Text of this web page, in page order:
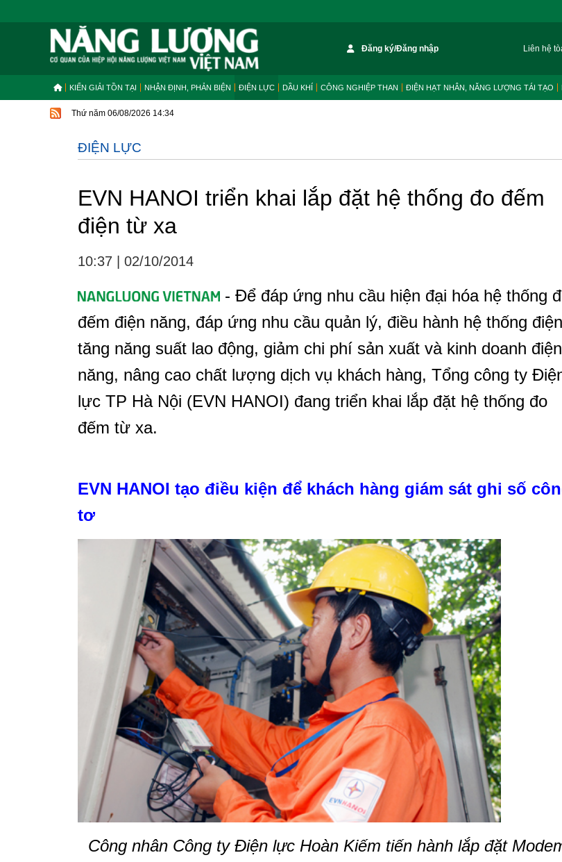
Đăng ký/Đăng nhập Liên hệ
KIẾN GIẢI TỒN TẠI NHẬN ĐỊNH, PHẢN BIỆN ĐIỆN LỰC DẦU KHÍ CÔNG NGHIỆP THAN ĐIỆN HẠT NHÂN, NĂNG LƯỢNG TÁI TẠO
Thứ năm 06/08/2026 14:34
ĐIỆN LỰC
EVN HANOI triển khai lắp đặt hệ thống đo đếm
điện từ xa
10:37 02/10/2014
- Để đáp ứng nhu cầu hiện đại hóa hệ thống
đếm điện năng, đáp ứng nhu cầu quản lý, điều hành hệ thống
tăng năng suất lao động, giảm chi phí sản xuất và kinh doanh điện
năng, nâng cao chất lượng dịch vụ khách hàng, Tổng công ty
lực TP Hà Nội (EVN HANOI) đang triển khai lắp đặt hệ thống đo
đếm từ xa.
EVN HANOI tạo điều kiện để khách hàng giám sát ghi số
tơ
Công nhân Công ty Điện lực Hoàn Kiếm tiến hành lắp đặt